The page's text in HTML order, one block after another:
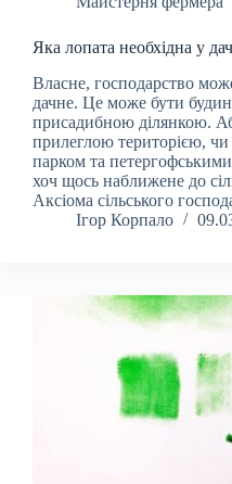
Яка лопата необхідна у
Власне, господарство
дачне. Це може бути
присадибною ділянкою.
прилеглою територією,
парком та
хоч щось наближене до
Аксіома сільського
Ігор Корпало